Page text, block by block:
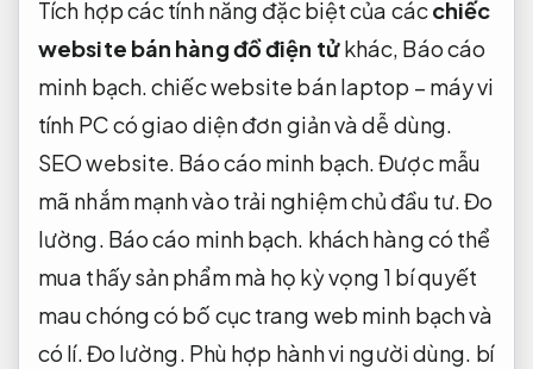
Tích hợp các tính năng đặc biệt của cácchiếc
website bán hàng đồ điện tửkhác, Báo cáo
minh bạch.chiếc website bán laptop – máy vi
tính PC có giao diện đơn giản và dễ dùng.
SEO website. Báo cáo minh bạch.Được mẫu
mã nhắm mạnh vào trải nghiệm chủ đầu tư.Đo
lường. Báo cáo minh bạch. khách hàng có thể
mua thấy sản phẩm mà họ kỳ vọng 1 bí quyết
mau chóng có bố cục trang web minh bạch và
có lí.Đo lường. Phù hợp hành vi người dùng. bí